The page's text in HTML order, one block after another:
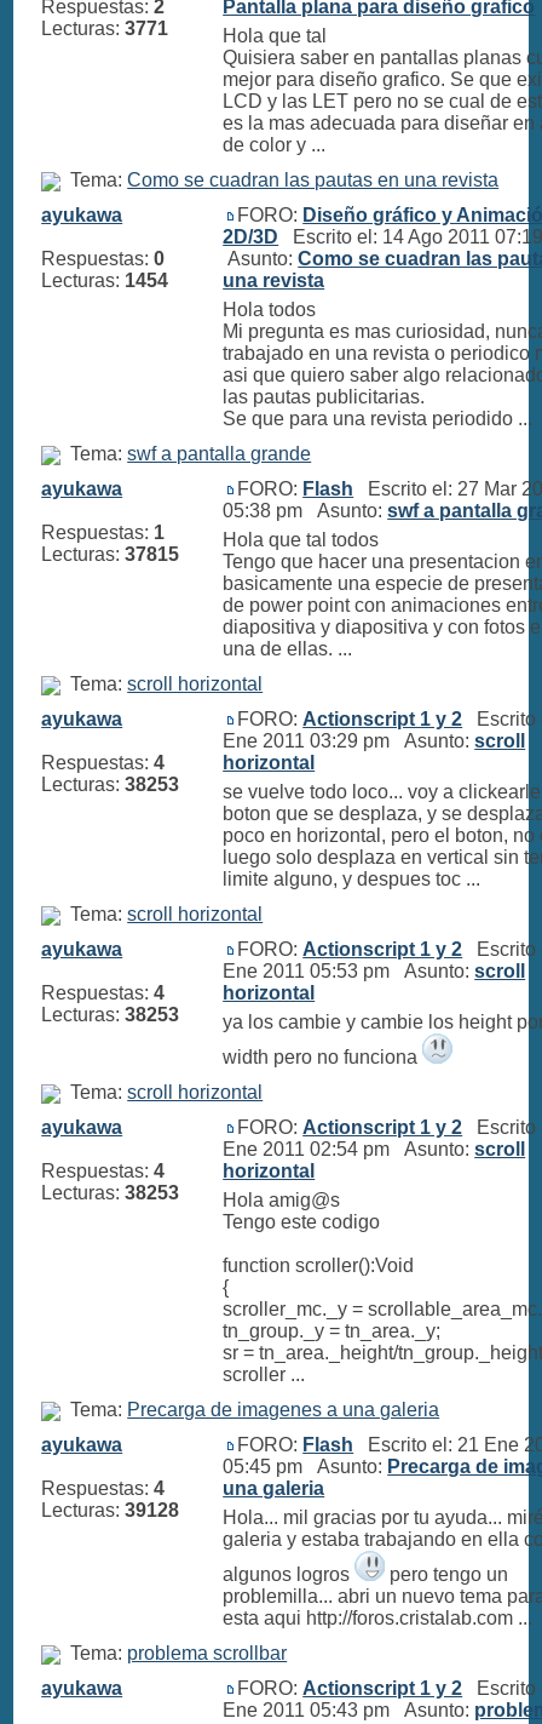
Respuestas:2
Lecturas:3771
Pantalla plana para diseño grafico
Hola que tal
Quisiera saber en pantallas planas
mejor para diseño grafico. Se que
LCD y las LET pero no se cual de
es la mas adecuada para diseñar en
de color y ...
Tema:Como se cuadran las pautas en una revista
ayukawa
Respuestas:0
Lecturas: 1454
FORO: Diseño gráfico y
2D/3D Escrito el: 14 Ago 2011
Asunto:Como se cuadran las
una revista
Hola todos
Mi pregunta es mas curiosidad,
trabajado en una revista o periodico
asi que quiero saber algo
las pautas publicitarias.
Se que para una revista periodido ...
Tema:swf a pantalla grande
ayukawa
Respuestas: 1
Lecturas:37815
FORO: Flash Escrito el: 27 Mar
05:38 pm Asunto:swf a pantalla
Hola que tal todos
Tengo que hacer una presentacion
basicamente una especie de
de power point con animaciones
diapositiva y diapositiva y con fotos
una de ellas. ...
Tema:scroll horizontal
ayukawa
Respuestas:4
Lecturas:38253
FORO: Actionscript 1 y 2 Escrito
Ene 2011 03:29 pm Asunto:scroll
horizontal
se vuelve todo loco... voy a
boton que se desplaza, y se
poco en horizontal, pero el boton, no
luego solo desplaza en vertical sin
limite alguno, y despues toc ...
Tema:scroll horizontal
ayukawa
Respuestas:4
Lecturas:38253
FORO: Actionscript 1 y 2 Escrito
Ene 2011 05:53 pm Asunto:scroll
horizontal
ya los cambie y cambie los height
width pero no funciona
Tema:scroll horizontal
ayukawa
Respuestas:4
Lecturas:38253
FORO: Actionscript 1 y 2 Escrito
Ene 2011 02:54 pm Asunto:scroll
horizontal
Hola amig@s
Tengo este codigo
function scroller():Void
{
scroller_mc._y =
tn_group._y = tn_area._y;
sr = tn_area._height/
scroller ...
Tema: Precarga de imagenes a una galeria
ayukawa
Respuestas:4
Lecturas:39128
FORO: Flash Escrito el: 21 Ene
05:45 pm Asunto: Precarga de
una galeria
Hola... mil gracias por tu ayuda...
galeria y estaba trabajando en ella
algunos logros
pero tengo un
problemilla... abri un nuevo tema
esta aqui http://foros.cristalab.com ...
Tema: problema scrollbar
ayukawa
FORO: Actionscript 1 y 2 Escrito
Ene 2011 05:43 pm Asunto: